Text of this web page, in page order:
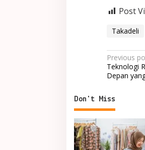
Post
Takadeli
Post
Previous
Teknologi
Depan
Don't Miss